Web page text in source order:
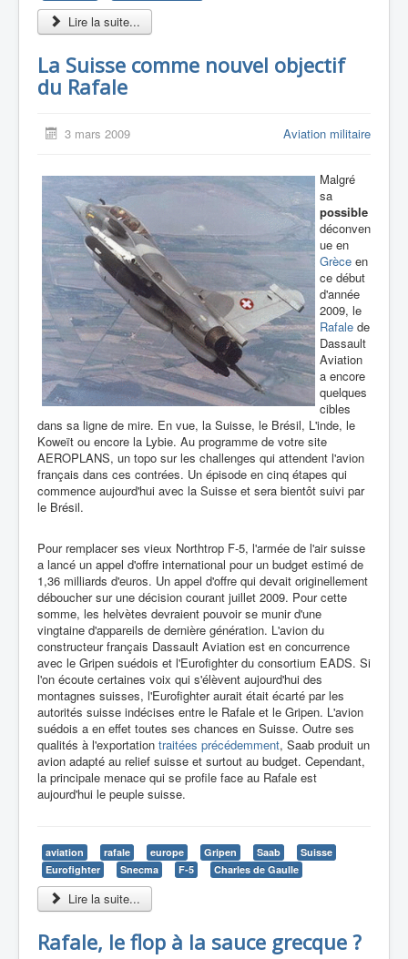
Lire la suite...
La Suisse comme nouvel objectif
du Rafale
3 mars 2009 Aviation militaire
Malgré
sa
possible
déconven
ue en
Grèce en
ce début
d'année
2009, le
Rafale de
Dassault
Aviation
a encore
quelques
cibles
dans sa ligne de mire. En vue, la Suisse, le Brésil, L'inde, le
Koweït ou encore la Lybie. Au programme de votre site
AEROPLANS, un topo sur les challenges qui attendent l'avion
français dans ces contrées. Un épisode en cinq étapes qui
commence aujourd'hui avec la Suisse et sera bientôt suivi par
le Brésil.
Pour remplacer ses vieux Northtrop F-5, l'armée de l'air suisse
a lancé un appel d'offre international pour un budget estimé de
1,36 milliards d'euros. Un appel d'offre qui devait originellement
déboucher sur une décision courant juillet 2009. Pour cette
somme, les helvètes devraient pouvoir se munir d'une
vingtaine d'appareils de dernière génération. L'avion du
constructeur français Dassault Aviation est en concurrence
avec le Gripen suédois et l'Eurofighter du consortium EADS. Si
l'on écoute certaines voix qui s'élèvent aujourd'hui des
montagnes suisses, l'Eurofighter aurait était écarté par les
autorités suisse indécises entre le Rafale et le Gripen. L'avion
suédois a en effet toutes ses chances en Suisse. Outre ses
qualités à l'exportation traitées précédemment, Saab produit un
avion adapté au relief suisse et surtout au budget. Cependant,
la principale menace qui se profile face au Rafale est
aujourd'hui le peuple suisse.
aviation rafale europe Gripen Saab
Suisse
Eurofighter
Snecma F-5 Charles de Gaulle
Lire la suite...
Rafale, le flop à la sauce grecque ?